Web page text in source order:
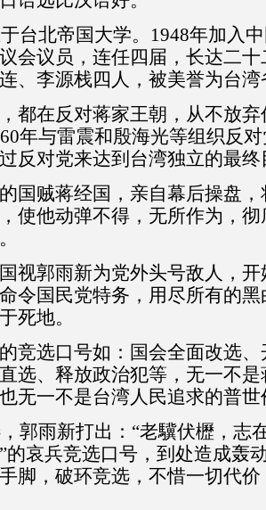
台北帝国大学。1948年加入
会议员，连任四届，长达二
、李源栈四人，被美誉为台
都在反对蒋家王朝，从不放
年与雷震和殷海光等组织反
反对党来达到台湾独立的最终
国贼蒋经国，亲自幕后操盘
使他动弹不得，无所作为，
视郭雨新为党外头号敌人，
令国民党特务，用尽所有的
死地。
竞选口号如：国会全面改选
选、释放政治犯等，无一不
无一不是台湾人民追求的普
郭雨新打出：“老驥伏櫪，志
的哀兵竞选口号，到处造成轰
脚，破环竞选，不惜一切代